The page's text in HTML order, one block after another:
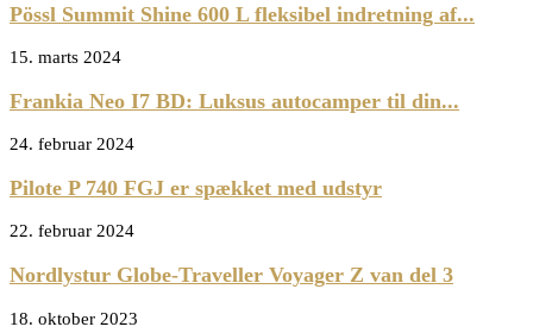
Pössl Summit Shine 600 L fleksibel indretning af...
15. marts 2024
Frankia Neo I7 BD: Luksus autocamper til din...
24. februar 2024
Pilote P 740 FGJ er spækket med udstyr
22. februar 2024
Nordlystur Globe-Traveller Voyager Z van del 3
18. oktober 2023